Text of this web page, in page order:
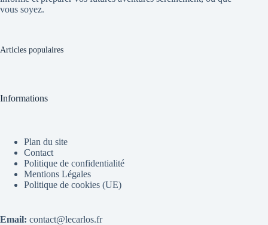
vous soyez.
Articles populaires
Informations
Plan du site
Contact
Politique de confidentialité
Mentions Légales
Politique de cookies (UE)
Email: contact@lecarlos.fr